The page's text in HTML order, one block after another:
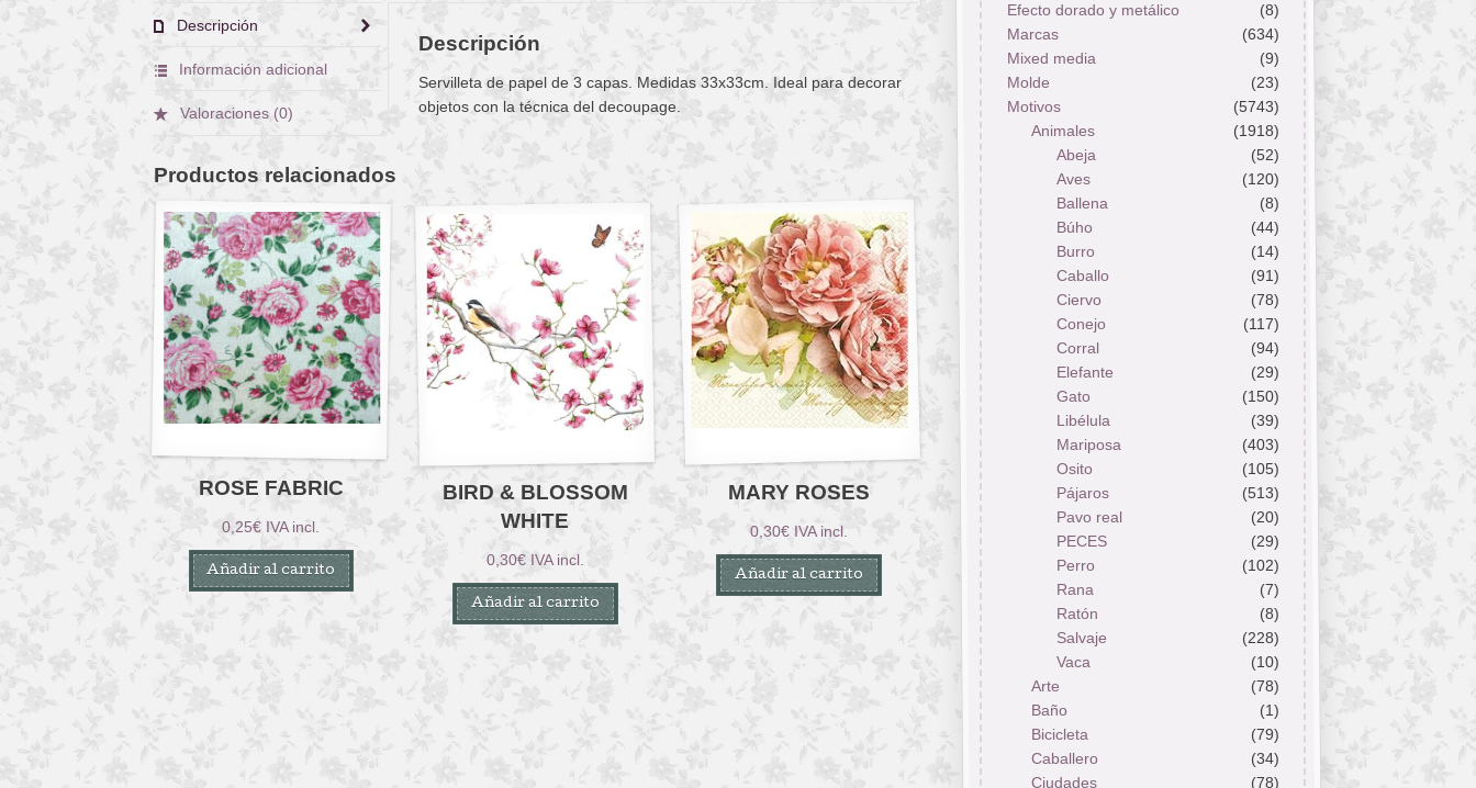
Descripción
Información adicional
Valoraciones (0)
Descripción
Servilleta de papel de 3 capas. Medidas 33x33cm. Ideal para decorar
objetos con la técnica del decoupage.
Productos relacionados
ROSE FABRIC
0,25€ IVA incl.
Añadir al carrito
BIRD & BLOSSOM
WHITE
0,30€ IVA incl.
Añadir al carrito
MARY ROSES
0,30€ IVA incl.
Añadir al carrito
Efecto dorado y metálico
(8)
Marcas
(634)
Mixed media
(9)
Molde
(23)
Motivos
(5743)
Animales
(1918)
Abeja
(52)
Aves
(120)
Ballena
(8)
Búho
(44)
Burro
(14)
Caballo
(91)
Ciervo
(78)
Conejo
(117)
Corral
(94)
Elefante
(29)
Gato
(150)
Libélula
(39)
Mariposa
(403)
Osito
(105)
Pájaros
(513)
Pavo real
(20)
PECES
(29)
Perro
(102)
Rana
(7)
Ratón
(8)
Salvaje
(228)
Vaca
(10)
Arte
(78)
Baño
(1)
Bicicleta
(79)
Caballero
(34)
Ciudades
(78)